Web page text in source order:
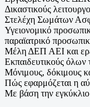
Δικαστικούς
Στελέχη Σωμάτων
Υγειονομικό
παραϊατρικό
Μέλη ΔΕΠ ΑΕΙ και
Εκπαιδευτικούς
Μόνιμους, δόκιμους
Πώς εφαρμόζεται η
Με βάση την